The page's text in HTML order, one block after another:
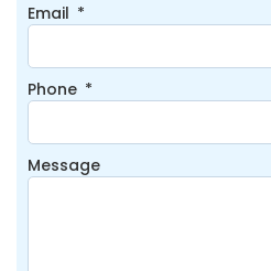
Email
Phone
Message